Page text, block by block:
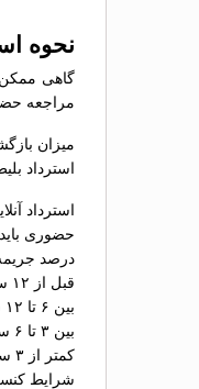
نحوه
گاهی
مراجعه
میزان
استرداد
استرداد
حضوری
درصد
قبل از ۱۲ ساعت مانده به حرکت: معمولاً ۹۰٪ مبلغ بلیط بازگردانده می‌شود؛
بین ۶ تا ۱۲ ساعت قبل از حرکت: حدود ۷۰٪ مبلغ بلیط مسترد خواهد شد؛
بین ۳ تا ۶ ساعت قبل از حرکت: حدود ۵۰٪ از هزینه بلیط به شما بازگردانده می‌شود؛
کمتر از ۳ ساعت مانده به حرکت: معمولاً امکان استرداد وجود ندارد یا جریمه ۱۰۰٪ اعمال می‌شود.
شرایط